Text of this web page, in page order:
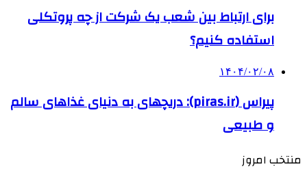
برای ارتباط بین شعب یک شرکت از چه پروتکلی
استفاده کنیم؟
۱۴۰۴/۰۲/۰۸
پیراس (piras.ir): دریچهای به دنیای غذاهای سالم
و طبیعی
منتخب امروز